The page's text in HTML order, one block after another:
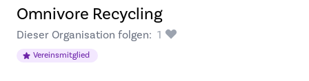
Omnivore Recycling
Dieser Organisation folgen: 1
Vereinsmitglied